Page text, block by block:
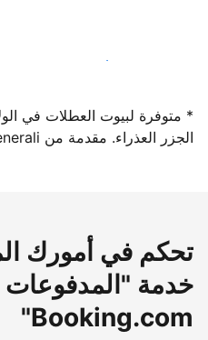
سجِّل كمضيف لدينا اليوم
* متوفرة لبيوت العطلات في
الجزر العذراء. مقدمة من Generali.
تحكم في أمورك
خدمة
Booking.com"